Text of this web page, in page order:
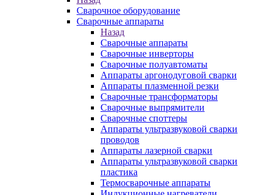
Сварочное оборудование
Сварочные аппараты
Назад
Сварочные аппараты
Сварочные инверторы
Сварочные полуавтоматы
Аппараты аргонодуговой сварки
Аппараты плазменной резки
Сварочные трансформаторы
Сварочные выпрямители
Сварочные споттеры
Аппараты ультразвуковой сварки
проводов
Аппараты лазерной сварки
Аппараты ультразвуковой сварки
пластика
Термосварочные аппараты